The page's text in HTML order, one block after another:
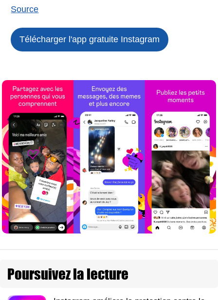
Source
Télécharger l'app gratuite Instagram
Poursuivez la lecture